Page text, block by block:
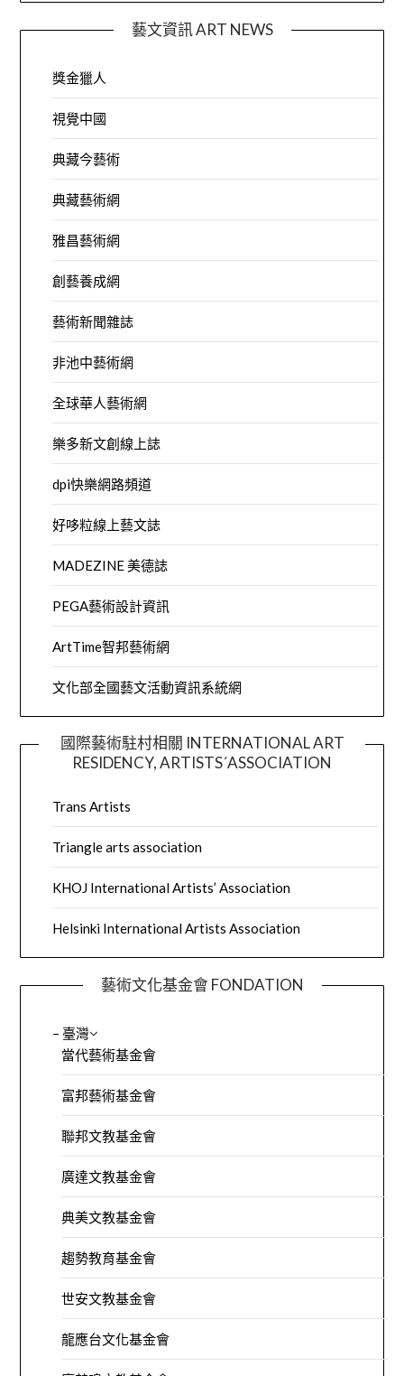
藝文資訊 ART NEWS
獎金獵人
視覺中國
典藏今藝術
典藏藝術網
雅昌藝術網
創藝養成網
藝術新聞雜誌
非池中藝術網
全球華人藝術網
樂多新文創線上誌
dpi快樂網路頻道
好哆粒線上藝文誌
MADEZINE 美德誌
PEGA藝術設計資訊
ArtTime智邦藝術網
文化部全國藝文活動資訊系統網
國際藝術駐村相關 INTERNATIONAL ART
RESIDENCY, ARTISTS´ASSOCIATION
Trans Artists
Triangle arts association
KHOJ International Artists’ Association
Helsinki International Artists Association
藝術文化基金會 FONDATION
– 臺灣
當代藝術基金會
富邦藝術基金會
聯邦文教基金會
廣達文教基金會
典美文教基金會
趨勢教育基金會
世安文教基金會
龍應台文化基金會